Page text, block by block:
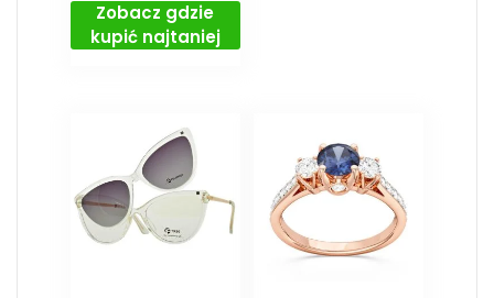
Zobacz gdzie
kupić najtaniej